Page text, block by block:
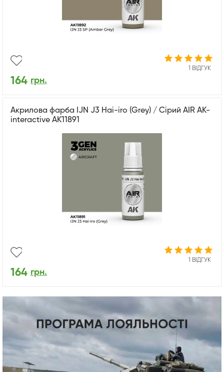
1 ВІДГУК
164 грн.
Акрилова фарба IJN J3 Hai-iro (Grey) / Сірий AIR АК-
interactive AK11891
1 ВІДГУК
164 грн.